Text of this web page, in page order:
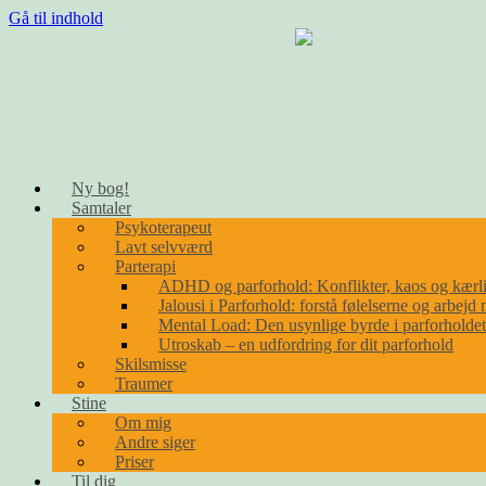
Gå til indhold
Ny bog!
Samtaler
Psykoterapeut
Lavt selvværd
Parterapi
ADHD og parforhold: Konflikter, kaos og
Jalousi i Parforhold: forstå følelserne og arbejd
Mental Load: Den usynlige byrde i parforholdet
Utroskab – en udfordring for dit parforhold
Skilsmisse
Traumer
Stine
Om mig
Andre siger
Priser
Til dig